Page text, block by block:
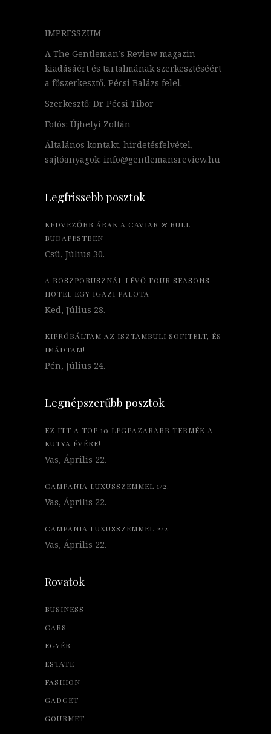
IMPRESSZUM
A The Gentleman’s Review magazin
kiadásáért és tartalmának szerkesztéséért
a főszerkesztő, Pécsi Balázs felel.
Szerkesztő: Dr. Pécsi Tibor
Fotós: Újhelyi Zoltán
Általános kontakt, hirdetésfelvétel,
sajtóanyagok: info@gentlemansreview.hu
Legfrissebb posztok
KEDVEZŐBB ÁRAK A CAVIAR & BULL
BUDAPESTBEN
Csü, Július 30.
A BOSZPORUSZNÁL LÉVŐ FOUR SEASONS
HOTEL EGY IGAZI PALOTA
Ked, Július 28.
KIPRÓBÁLTAM AZ ISZTAMBULI SOFITELT, ÉS
IMÁDTAM!
Pén, Július 24.
Legnépszerűbb posztok
EZ ITT A TOP 10 LEGPAZARABB TERMÉK A
KUTYA ÉVÉRE!
Vas, Április 22.
CAMPANIA LUXUSSZEMMEL 1/2.
Vas, Április 22.
CAMPANIA LUXUSSZEMMEL 2/2.
Vas, Április 22.
Rovatok
BUSINESS
CARS
EGYÉB
ESTATE
FASHION
GADGET
GOURMET